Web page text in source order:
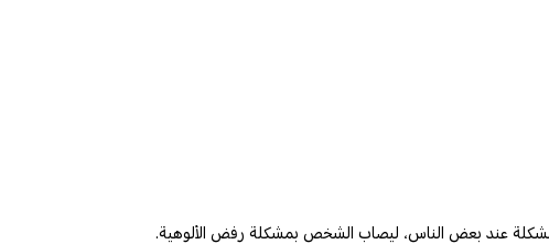
المشكلة عند بعض الناس، ليصاب الشخص بمشكلة رفض الألوهية.